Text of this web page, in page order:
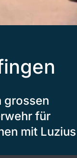
grossen
für
mit Luzius